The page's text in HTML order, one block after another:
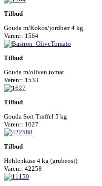
Tilbud
Gouda m/Kokos/jordbær 4 kg
Varenr: 1564
Tilbud
Gouda m/oliven,tomat
Varenr: 1533
Tilbud
Gouda Sort Trøffel 5 kg
Varenr: 1627
Tilbud
Höhlenkäse 4 kg (grubeost)
Varenr: 42258